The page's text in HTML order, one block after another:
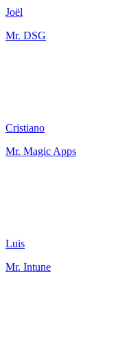
Joël
Mr. DSG
Cristiano
Mr. Magic Apps
Luis
Mr. Intune